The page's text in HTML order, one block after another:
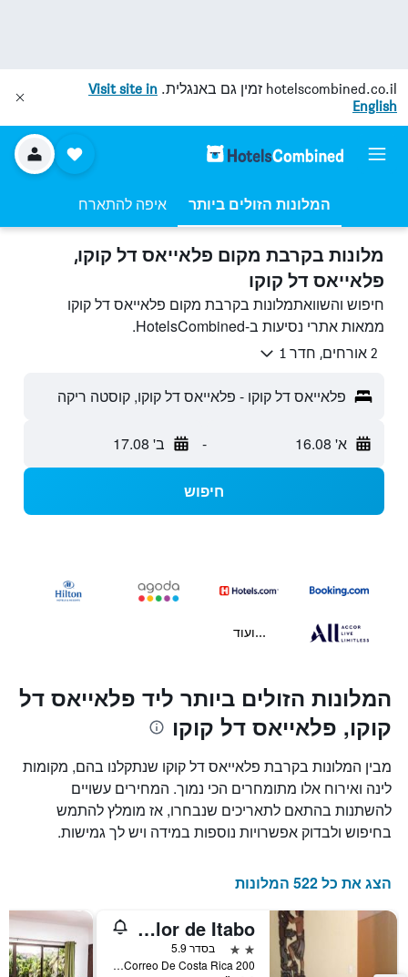
hotelscombined.co.il זמין גם באנגלית. Visit site in
English
המלונות הזולים ביותר איפה להתארח
מלונות בקרבת מקום פלאייאס דל קוקו,
פלאייאס דל קוקו
חיפוש והשוואתמלונות בקרבת מקום פלאייאס דל קוקו
ממאות אתרי נסיעות ב-HotelsCombined.
2 אורחים, חדר 1
פלאייאס דל קוקו - פלאייאס דל קוקו, קוסטה ריקה
א' 16.08 - ב' 17.08
חיפוש
...ועוד
המלונות הזולים ביותר ליד פלאייאס דל
קוקו, פלאייאס דל קוקו
מבין המלונות בקרבת פלאייאס דל קוקו שנתקלנו בהם, מקומות
לינה ואירוח אלו מתומחרים הכי נמוך. המחירים עשויים
להשתנות בהתאם לתאריכים שנבחרו, אז מומלץ להתמש
בחיפוש ולבדוק אפשרויות נוספות במידה ויש לך גמישות.
הצג את כל 522 המלונות
Hotel Flor de Itabo
2 כוכבים
בסדר 5.9
200 Meters Oeste Del Correo De Costa Rica, פלאייאס דל קוקו, קוסטה ריקה